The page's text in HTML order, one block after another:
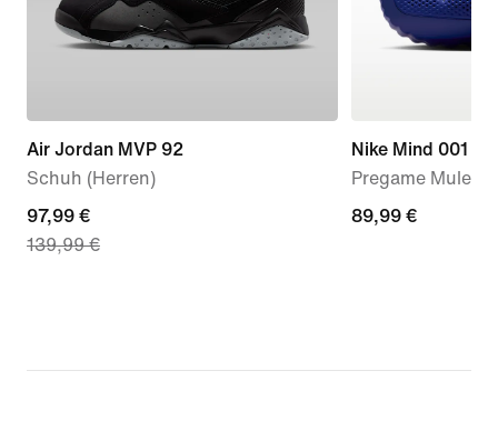
Air Jordan MVP 92
Schuh (Herren)
current
price
139,99 €
97,99 €
139,99 €
Nike Mind 001
Pregame Mule
89,99 €
89,99 €